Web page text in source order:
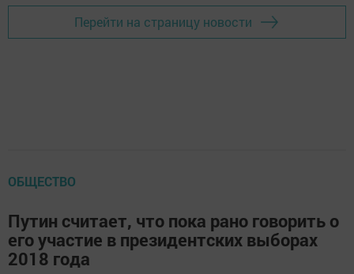
Перейти на страницу новости
ОБЩЕСТВО
Путин считает, что пока рано говорить о
его участие в президентских выборах
2018 года